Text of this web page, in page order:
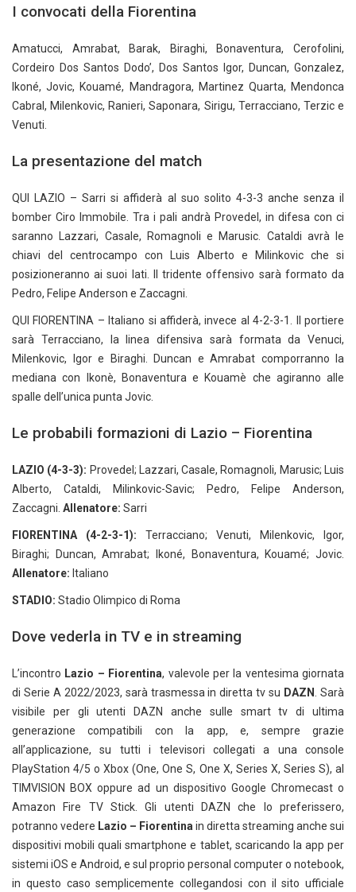
I convocati della Fiorentina
Amatucci, Amrabat, Barak, Biraghi, Bonaventura, Cerofolini,
Cordeiro Dos Santos Dodo’, Dos Santos Igor, Duncan, Gonzalez,
Ikoné, Jovic, Kouamé, Mandragora, Martinez Quarta, Mendonca
Cabral, Milenkovic, Ranieri, Saponara, Sirigu, Terracciano, Terzic e
Venuti.
La presentazione del match
QUI LAZIO – Sarri si affiderà al suo solito 4-3-3 anche senza il
bomber Ciro Immobile. Tra i pali andrà Provedel, in difesa con ci
saranno Lazzari, Casale, Romagnoli e Marusic. Cataldi avrà le
chiavi del centrocampo con Luis Alberto e Milinkovic che si
posizioneranno ai suoi lati. Il tridente offensivo sarà formato da
Pedro, Felipe Anderson e Zaccagni.
QUI FIORENTINA – Italiano si affiderà, invece al 4-2-3-1. Il portiere
sarà Terracciano, la linea difensiva sarà formata da Venuci,
Milenkovic, Igor e Biraghi. Duncan e Amrabat comporranno la
mediana con Ikonè, Bonaventura e Kouamè che agiranno alle
spalle dell’unica punta Jovic.
Le probabili formazioni di Lazio – Fiorentina
LAZIO (4-3-3): Provedel; Lazzari, Casale, Romagnoli, Marusic; Luis
Alberto, Cataldi, Milinkovic-Savic; Pedro, Felipe Anderson,
Zaccagni. Allenatore: Sarri
FIORENTINA (4-2-3-1): Terracciano; Venuti, Milenkovic, Igor,
Biraghi; Duncan, Amrabat; Ikoné, Bonaventura, Kouamé; Jovic.
Allenatore: Italiano
STADIO: Stadio Olimpico di Roma
Dove vederla in TV e in streaming
L’incontro Lazio – Fiorentina, valevole per la ventesima giornata
di Serie A 2022/2023, sarà trasmessa in diretta tv su DAZN . Sarà
visibile per gli utenti DAZN anche sulle smart tv di ultima
generazione compatibili con la app, e, sempre grazie
all’applicazione, su tutti i televisori collegati a una console
PlayStation 4/5 o Xbox (One, One S, One X, Series X, Series S), al
TIMVISION BOX oppure ad un dispositivo Google Chromecast o
Amazon Fire TV Stick. Gli utenti DAZN che lo preferissero,
potranno vedere Lazio – Fiorentinain diretta streaming anche sui
dispositivi mobili quali smartphone e tablet, scaricando la app per
sistemi iOS e Android, e sul proprio personal computer o notebook,
in questo caso semplicemente collegandosi con il sito ufficiale